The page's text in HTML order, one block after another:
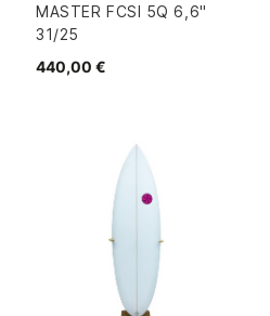
MASTER FCSI 5Q 6,6"
31/25
440,00 €